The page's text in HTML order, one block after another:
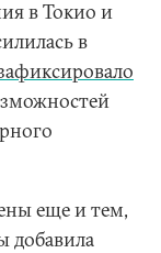
в Токио и
в
еще и тем,
добавила